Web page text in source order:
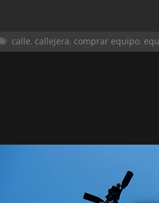
calle, callejera, comprar equipo,